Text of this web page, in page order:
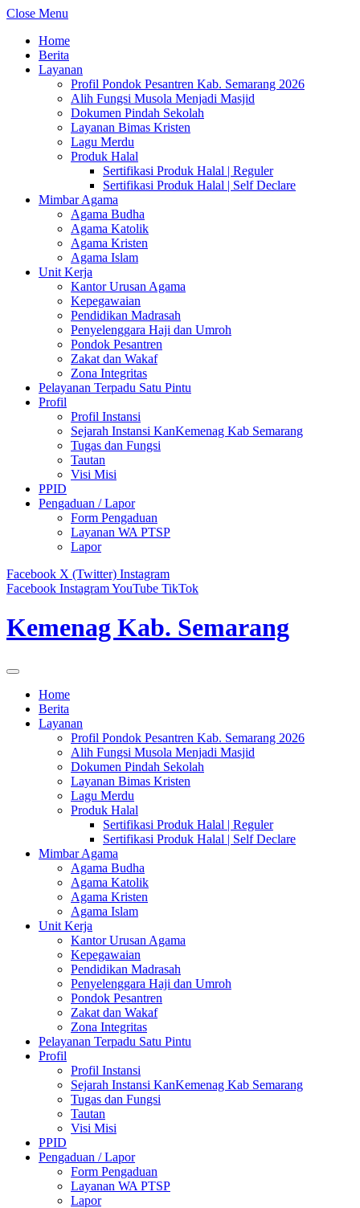
Close Menu
Home
Berita
Layanan
Profil Pondok Pesantren Kab. Semarang 2026
Alih Fungsi Musola Menjadi Masjid
Dokumen Pindah Sekolah
Layanan Bimas Kristen
Lagu Merdu
Produk Halal
Sertifikasi Produk Halal | Reguler
Sertifikasi Produk Halal | Self Declare
Mimbar Agama
Agama Budha
Agama Katolik
Agama Kristen
Agama Islam
Unit Kerja
Kantor Urusan Agama
Kepegawaian
Pendidikan Madrasah
Penyelenggara Haji dan Umroh
Pondok Pesantren
Zakat dan Wakaf
Zona Integritas
Pelayanan Terpadu Satu Pintu
Profil
Profil Instansi
Sejarah Instansi KanKemenag Kab Semarang
Tugas dan Fungsi
Tautan
Visi Misi
PPID
Pengaduan / Lapor
Form Pengaduan
Layanan WA PTSP
Lapor
Facebook X (Twitter) Instagram
Facebook InstagramYouTube TikTok
Kemenag Kab. Semarang
Home
Berita
Layanan
Profil Pondok Pesantren Kab. Semarang 2026
Alih Fungsi Musola Menjadi Masjid
Dokumen Pindah Sekolah
Layanan Bimas Kristen
Lagu Merdu
Produk Halal
Sertifikasi Produk Halal | Reguler
Sertifikasi Produk Halal | Self Declare
Mimbar Agama
Agama Budha
Agama Katolik
Agama Kristen
Agama Islam
Unit Kerja
Kantor Urusan Agama
Kepegawaian
Pendidikan Madrasah
Penyelenggara Haji dan Umroh
Pondok Pesantren
Zakat dan Wakaf
Zona Integritas
Pelayanan Terpadu Satu Pintu
Profil
Profil Instansi
Sejarah Instansi KanKemenag Kab Semarang
Tugas dan Fungsi
Tautan
Visi Misi
PPID
Pengaduan / Lapor
Form Pengaduan
Layanan WA PTSP
Lapor